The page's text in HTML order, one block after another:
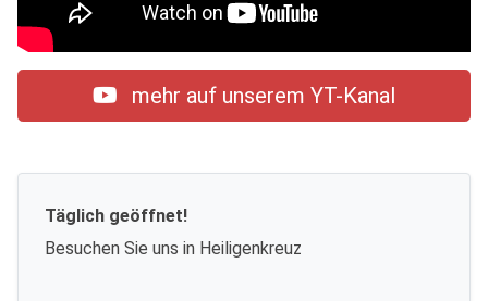
mehr auf unserem YT-Kanal
Täglich geöffnet!
Besuchen Sie uns in Heiligenkreuz